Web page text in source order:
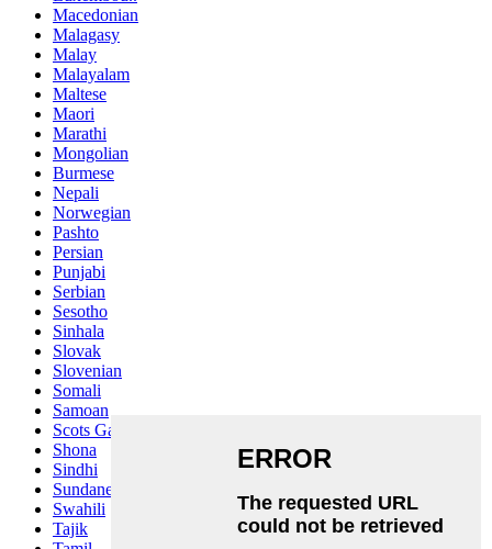
Macedonian
Malagasy
Malay
Malayalam
Maltese
Maori
Marathi
Mongolian
Burmese
Nepali
Norwegian
Pashto
Persian
Punjabi
Serbian
Sesotho
Sinhala
Slovak
Slovenian
Somali
Samoan
Scots Gaelic
Shona
Sindhi
Sundanese
Swahili
Tajik